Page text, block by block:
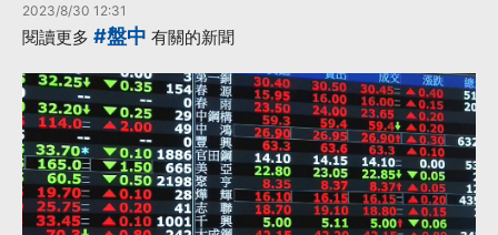
2023/8/30 12:31
閱讀更多 #盤中 有關的新聞